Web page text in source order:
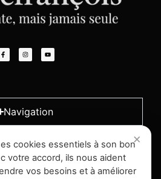
Navigation
L'entreprise
cookies essentiels à son bon
votre accord, ils nous aident
vos besoins et à améliorer